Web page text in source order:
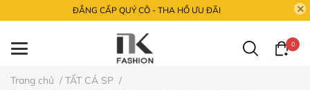
ĐẲNG CẤP QUÝ CÔ - THA HỒ ƯU ĐÃI
0
Trang chủ / TẤT CẢ SP /